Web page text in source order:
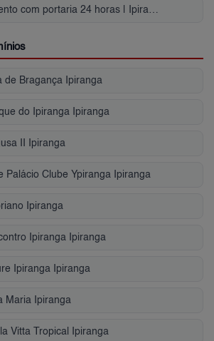
Alugar Apartamento com portaria 24 horas | Ipiranga
de Bragança Ipiranga
do Ipiranga Ipiranga
II Ipiranga
Palácio Clube Ypiranga Ipiranga
Ipiranga
Ipiranga Ipiranga
Ipiranga Ipiranga
Maria Ipiranga
Vitta Tropical Ipiranga